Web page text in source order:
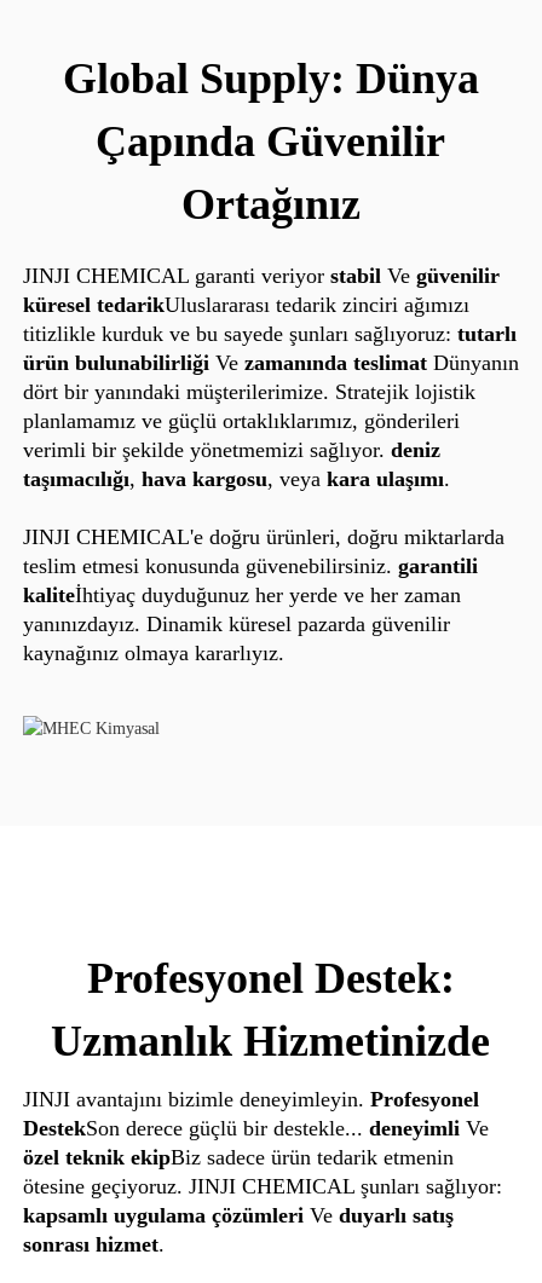
Global Supply: Dünya
Çapında Güvenilir
Ortağınız
JINJI CHEMICAL garanti veriyor stabil Ve güvenilir
küresel tedarikUluslararası tedarik zinciri ağımızı
titizlikle kurduk ve bu sayede şunları sağlıyoruz: tutarlı
ürün bulunabilirliği Ve zamanında teslimatDünyanın
dört bir yanındaki müşterilerimize. Stratejik lojistik
planlamamız ve güçlü ortaklıklarımız, gönderileri
verimli bir şekilde yönetmemizi sağlıyor. deniz
taşımacılığı, hava kargosu, veya kara ulaşımı.
JINJI CHEMICAL'e doğru ürünleri, doğru miktarlarda
teslim etmesi konusunda güvenebilirsiniz. garantili
kaliteİhtiyaç duyduğunuz her yerde ve her zaman
yanınızdayız. Dinamik küresel pazarda güvenilir
kaynağınız olmaya kararlıyız.
Profesyonel Destek:
Uzmanlık Hizmetinizde
JINJI avantajını bizimle deneyimleyin. Profesyonel
DestekSon derece güçlü bir destekle... deneyimli Ve
özel teknik ekipBiz sadece ürün tedarik etmenin
ötesine geçiyoruz. JINJI CHEMICAL şunları sağlıyor:
kapsamlı uygulama çözümleri Ve duyarlı satış
sonrası hizmet.